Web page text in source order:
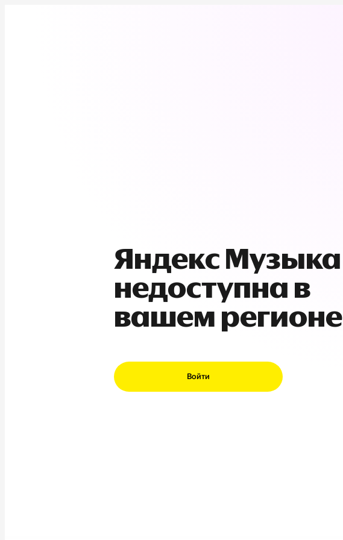
Яндекс Музыка
недоступна в
вашем регионе
Войти